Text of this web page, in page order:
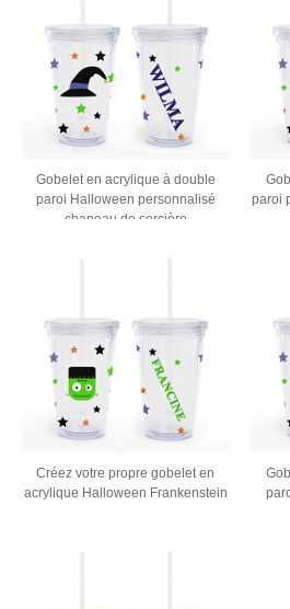
Gobelet en acrylique à double
paroi Halloween personnalisé
chapeau de sorcière
paroi
Créez votre propre gobelet en
acrylique Halloween Frankenstein